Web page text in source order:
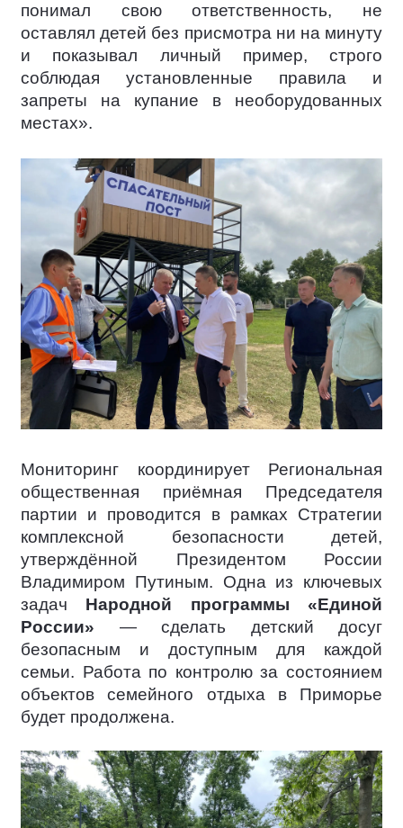
понимал свою ответственность, не
оставлял детей без присмотра ни на минуту
и показывал личный пример, строго
соблюдая установленные правила и
запреты на купание в необорудованных
местах».
Мониторинг координирует Региональная
общественная приёмная Председателя
партии и проводится в рамках Стратегии
комплексной безопасности детей,
утверждённой Президентом России
Владимиром Путиным. Одна из ключевых
задач Народной программы «Единой
России» — сделать детский досуг
безопасным и доступным для каждой
семьи. Работа по контролю за состоянием
объектов семейного отдыха в Приморье
будет продолжена.